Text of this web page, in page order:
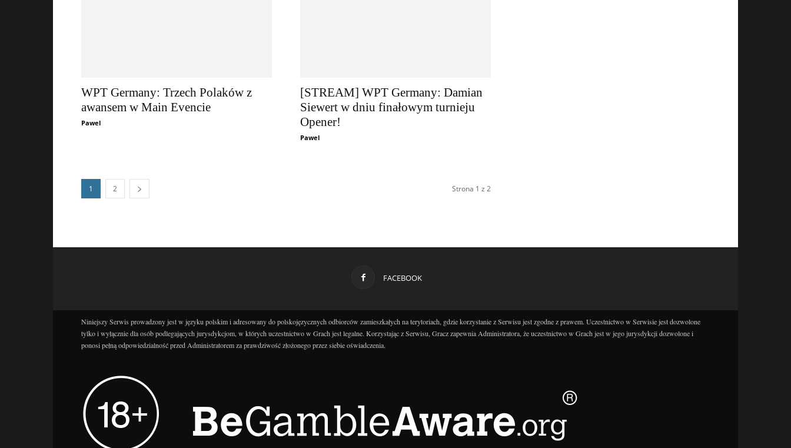
WPT Germany: Trzech Polaków z
awansem w Main Evencie
Pawel
[STREAM] WPT Germany: Damian
Siewert w dniu finałowym turnieju
Opener!
Pawel
1 2 Strona 1 z 2
FACEBOOK
Niniejszy Serwis prowadzony jest w języku polskim i adresowany do polskojęzycznych odbiorców zamieszkałych na terytoriach, gdzie korzystanie z Serwisu jest zgodne z prawem. Uczestnictwo w Serwisie jest dozwolone
tylko i wyłącznie dla osób podlegających jurysdykcjom, w których uczestnictwo w Grach jest legalne. Korzystając z Serwisu, Gracz zapewnia Administratora, że uczestnictwo w Grach jest w jego jurysdykcji dozwolone i
ponosi pełną odpowiedzialność przed Administratorem za prawdziwość złożonego przez siebie oświadczenia.